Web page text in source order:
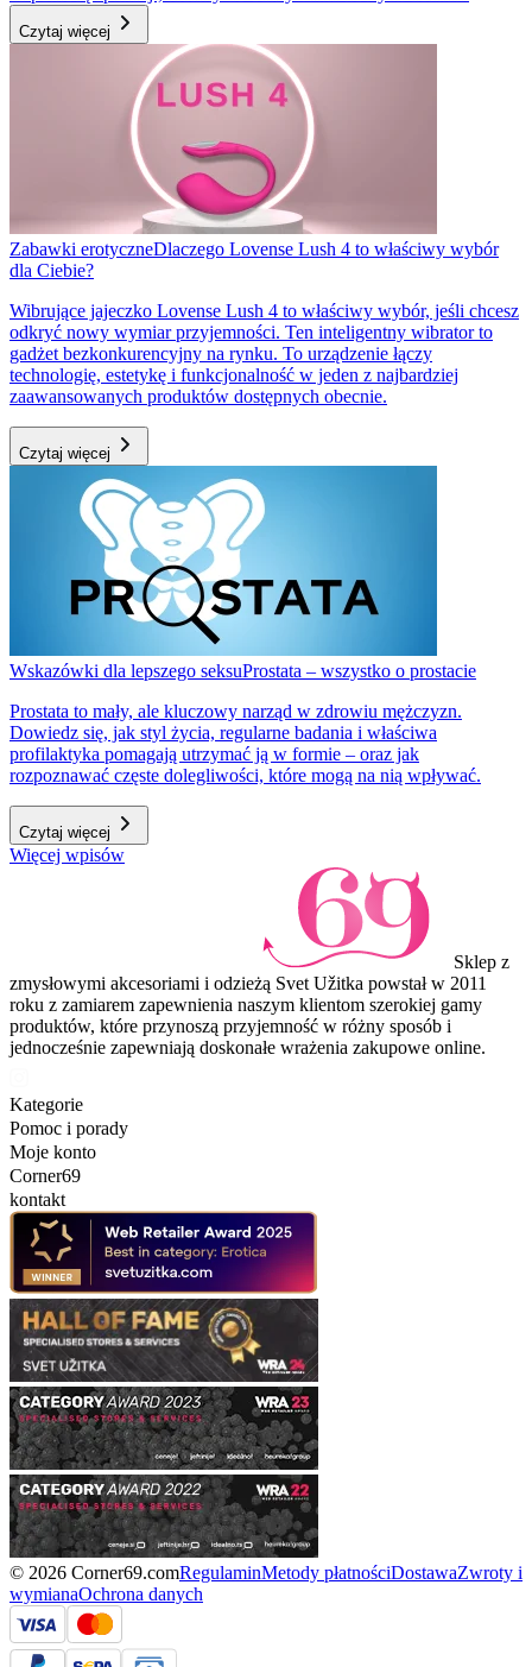
Czytaj więcej
Zabawki erotyczneDlaczego Lovense Lush 4 to właściwy wybór
dla Ciebie?
Wibrujące jajeczko Lovense Lush 4 to właściwy wybór, jeśli chcesz
odkryć nowy wymiar przyjemności. Ten inteligentny wibrator to
gadżet bezkonkurencyjny na rynku. To urządzenie łączy
technologię, estetykę i funkcjonalność w jeden z najbardziej
zaawansowanych produktów dostępnych obecnie.
Czytaj więcej
Wskazówki dla lepszego seksuProstata – wszystko o prostacie
Prostata to mały, ale kluczowy narząd w zdrowiu mężczyzn.
Dowiedz się, jak styl życia, regularne badania i właściwa
profilaktyka pomagają utrzymać ją w formie – oraz jak
rozpoznawać częste dolegliwości, które mogą na nią wpływać.
Czytaj więcej
Więcej wpisów
Sklep z
zmysłowymi akcesoriami i odzieżą Svet Užitka powstał w 2011
roku z zamiarem zapewnienia naszym klientom szerokiej gamy
produktów, które przynoszą przyjemność w różny sposób i
jednocześnie zapewniają doskonałe wrażenia zakupowe online.
Kategorie
Pomoc i porady
Moje konto
Corner69
kontakt
© 2026 Corner69.comRegulaminMetody płatnościDostawaZwroty i
wymianaOchrona danych